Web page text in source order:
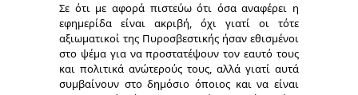
Σε ότι με αφορά πιστεύω ότι όσα αναφέρει η
εφημερίδα είναι ακριβή, όχι γιατί οι τότε
αξιωματικοί της Πυροσβεστικής ήσαν εθισμένοι
στο ψέμα για να προστατέψουν τον εαυτό τους
και πολιτικά ανώτερούς τους, αλλά γιατί αυτά
συμβαίνουν στο δημόσιο όποιος και να είναι